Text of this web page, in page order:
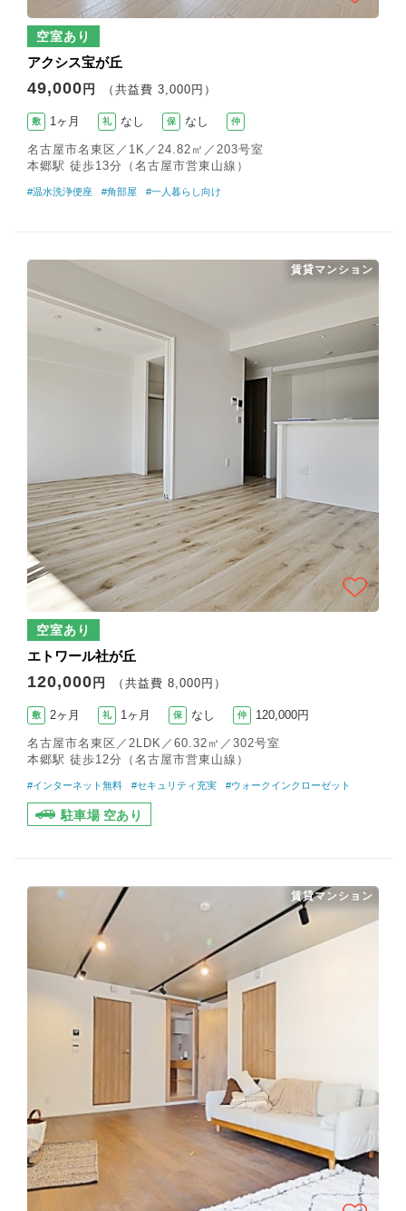
空室あり
アクシス宝が丘
49,000 円 （共益費 3,000円）
敷 1ヶ月 礼 なし 保 なし 仲
名古屋市名東区／1K／24.82㎡／203号室
本郷駅 徒歩13分（名古屋市営東山線）
#温水洗浄便座 #角部屋 #一人暮らし向け
空室あり
エトワール社が丘
120,000 円 （共益費 8,000円）
敷 2ヶ月 礼 1ヶ月 保 なし 仲 120,000円
名古屋市名東区／2LDK／60.32㎡／302号室
本郷駅 徒歩12分（名古屋市営東山線）
賃貸マンション
#インターネット無料 #セキュリティ充実 #ウォークインクローゼット
駐車場 空あり
賃貸マンション